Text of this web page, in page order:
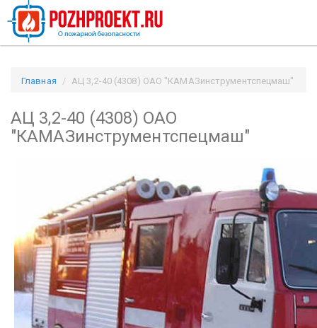
Главная
АЦ 3,2-40 (4308) ОАО "КАМАЗинструментспецмаш"
АЦ 3,2-40 (4308) ОАО
"КАМАЗинструментспецмаш"